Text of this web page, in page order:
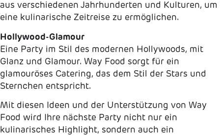
aus verschiedenen Jahrhunderten und Kulturen, um
eine kulinarische Zeitreise zu ermöglichen.
Hollywood-Glamour
Eine Party im Stil des modernen Hollywoods, mit
Glanz und Glamour. Way Food sorgt für ein
glamouröses Catering, das dem Stil der Stars und
Sternchen entspricht.
Mit diesen Ideen und der Unterstützung von Way
Food wird Ihre nächste Party nicht nur ein
kulinarisches Highlight, sondern auch ein